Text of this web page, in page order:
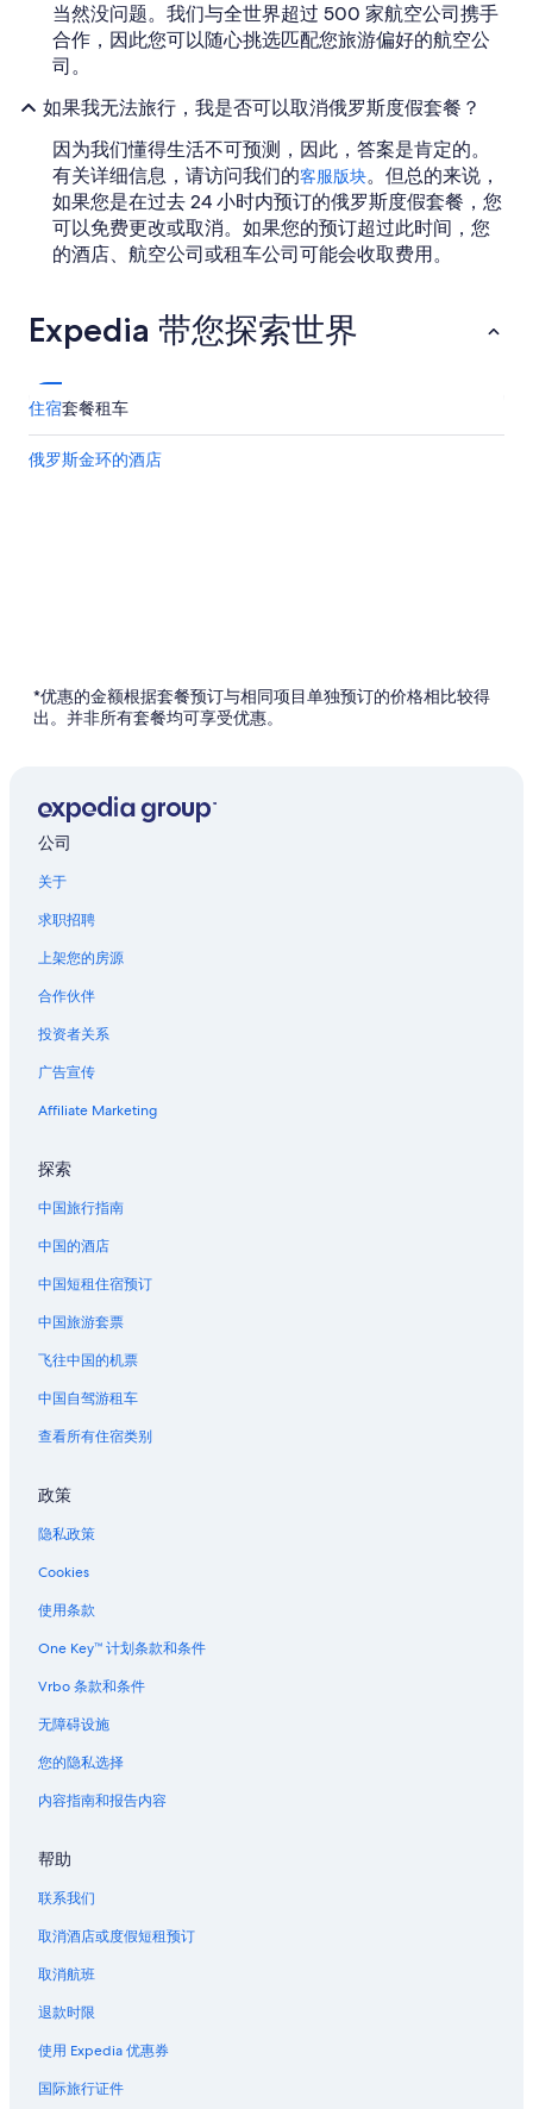
当然没问题。我们与全世界超过 500 家航空公司携手
合作，因此您可以随心挑选匹配您旅游偏好的航空公
司。
如果我无法旅行，我是否可以取消俄罗斯度假套餐？
因为我们懂得生活不可预测，因此，答案是肯定的。
有关详细信息，请访问我们的客服版块。但总的来说，
如果您是在过去 24 小时内预订的俄罗斯度假套餐，您
可以免费更改或取消。如果您的预订超过此时间，您
的酒店、航空公司或租车公司可能会收取费用。
Expedia 带您探索世界
住宿套餐租车
俄罗斯金环的酒店
*优惠的金额根据套餐预订与相同项目单独预订的价格相比较得
出。并非所有套餐均可享受优惠。
公司
关于
求职招聘
上架您的房源
合作伙伴
投资者关系
广告宣传
Affiliate Marketing
探索
中国旅行指南
中国的酒店
中国短租住宿预订
中国旅游套票
飞往中国的机票
中国自驾游租车
查看所有住宿类别
政策
隐私政策
Cookies
使用条款
One Key™ 计划条款和条件
Vrbo 条款和条件
无障碍设施
您的隐私选择
内容指南和报告内容
帮助
联系我们
取消酒店或度假短租预订
取消航班
退款时限
使用 Expedia 优惠券
国际旅行证件